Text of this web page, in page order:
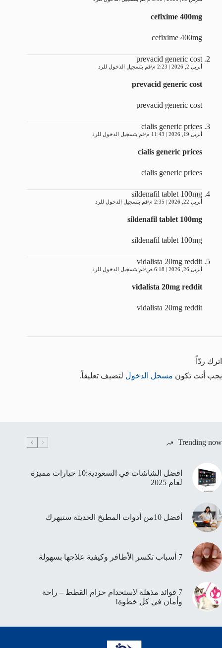
cefixime 400mg
cefixime 400mg
prevacid generic cost
أبريل 2, 2026 | 2:23 م قم بتسجيل الدخول للرد
prevacid generic cost
prevacid generic cost
cialis generic prices
أبريل 19, 2026 | 11:43 م قم بتسجيل الدخول للرد
cialis generic prices
cialis generic prices
sildenafil tablet 100mg
أبريل 22, 2026 | 2:35 م قم بتسجيل الدخول للرد
sildenafil tablet 100mg
sildenafil tablet 100mg
vidalista 20mg reddit
أبريل 26, 2026 | 6:18 ص قم بتسجيل الدخول للرد
vidalista 20mg reddit
vidalista 20mg reddit
اترك ردّاً
يجب أنت تكون مسجل الدخول لتضيف تعليقاً.
Trending now
افضل الشاشات في السعودية:10 خيارات مميزة
لعام 2025
أفضل 10من أدوات المطبخ الحديثة ستبهرك
7 أسباب تكسر الأظافر وكيفية علاجها بسهولة
7 فوائد مذهلة لاستخدام حزام القطط – راحة
وأمان في كل خطوة!